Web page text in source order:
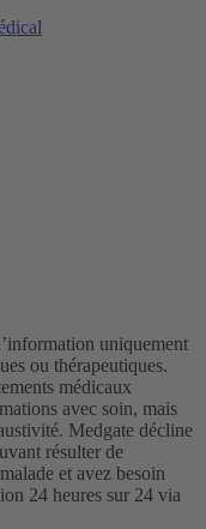
uniquement
ou thérapeutiques.
médicaux
avec soin, mais
Medgate décline
résulter de
et avez besoin
24 heures sur 24 via